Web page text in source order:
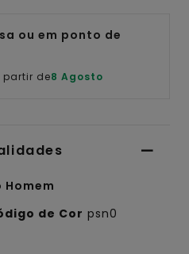
ou em ponto de
partir de8 Agosto
de Cor psn0